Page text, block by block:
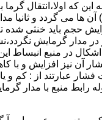
این که اولا،انتقال
ها می گردد و ثانیا
حجم باید خنثی
مدار گرمایش
در منبع انبساط
آن نیز افزایش و با
عبارتند از : کم و
رابط منبع با مدار